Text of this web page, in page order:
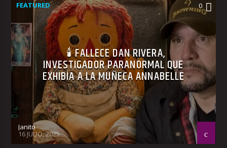
FEATURED 0
🕯 FALLECE DAN RIVERA,
INVESTIGADOR PARANORMAL QUE
EXHIBÍA A LA MUÑECA ANNABELLE
Janito
16 JULIO, 2025